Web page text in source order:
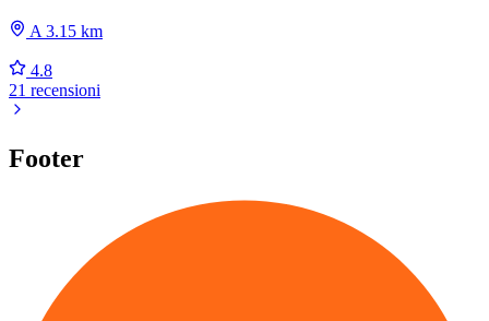
A 3.15 km
4.8
21 recensioni
Footer